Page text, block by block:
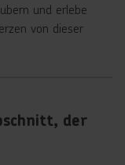
und erlebe
von dieser
der